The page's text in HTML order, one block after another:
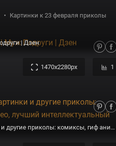
Картинки к 23 февраля приколы
| Дзен
1470x2280px 1
с 23 февраля / смешные картинки и другие приколы: комиксы, гиф анимация, видео, лучший интеллектуальный юмор.